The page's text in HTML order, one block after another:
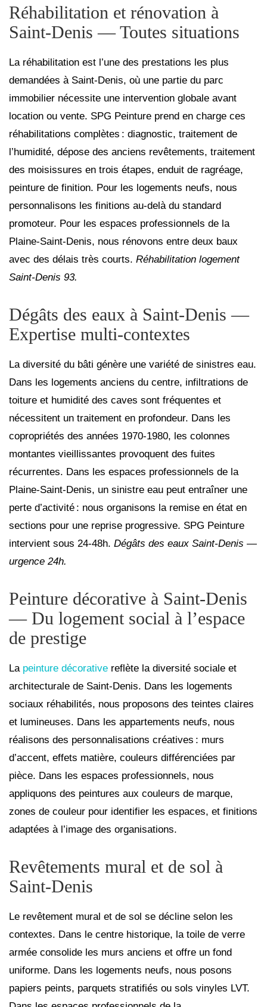
Réhabilitation et rénovation à
Saint‑Denis — Toutes situations
La réhabilitation est l’une des prestations les plus
demandées à Saint‑Denis, où une partie du parc
immobilier nécessite une intervention globale avant
location ou vente. SPG Peinture prend en charge ces
réhabilitations complètes : diagnostic, traitement de
l’humidité, dépose des anciens revêtements, traitement
des moisissures en trois étapes, enduit de ragréage,
peinture de finition. Pour les logements neufs, nous
personnalisons les finitions au‑delà du standard
promoteur. Pour les espaces professionnels de la
Plaine‑Saint‑Denis, nous rénovons entre deux baux
avec des délais très courts. Réhabilitation logement
Saint‑Denis 93.
Dégâts des eaux à Saint‑Denis —
Expertise multi‑contextes
La diversité du bâti génère une variété de sinistres eau.
Dans les logements anciens du centre, infiltrations de
toiture et humidité des caves sont fréquentes et
nécessitent un traitement en profondeur. Dans les
copropriétés des années 1970‑1980, les colonnes
montantes vieillissantes provoquent des fuites
récurrentes. Dans les espaces professionnels de la
Plaine‑Saint‑Denis, un sinistre eau peut entraîner une
perte d’activité : nous organisons la remise en état en
sections pour une reprise progressive. SPG Peinture
intervient sous 24‑48h. Dégâts des eaux Saint‑Denis —
urgence 24h.
Peinture décorative à Saint‑Denis
— Du logement social à l’espace
de prestige
La peinture décorative reflète la diversité sociale et
architecturale de Saint‑Denis. Dans les logements
sociaux réhabilités, nous proposons des teintes claires
et lumineuses. Dans les appartements neufs, nous
réalisons des personnalisations créatives : murs
d’accent, effets matière, couleurs différenciées par
pièce. Dans les espaces professionnels, nous
appliquons des peintures aux couleurs de marque,
zones de couleur pour identifier les espaces, et finitions
adaptées à l’image des organisations.
Revêtements mural et de sol à
Saint‑Denis
Le revêtement mural et de sol se décline selon les
contextes. Dans le centre historique, la toile de verre
armée consolide les murs anciens et offre un fond
uniforme. Dans les logements neufs, nous posons
papiers peints, parquets stratifiés ou sols vinyles LVT.